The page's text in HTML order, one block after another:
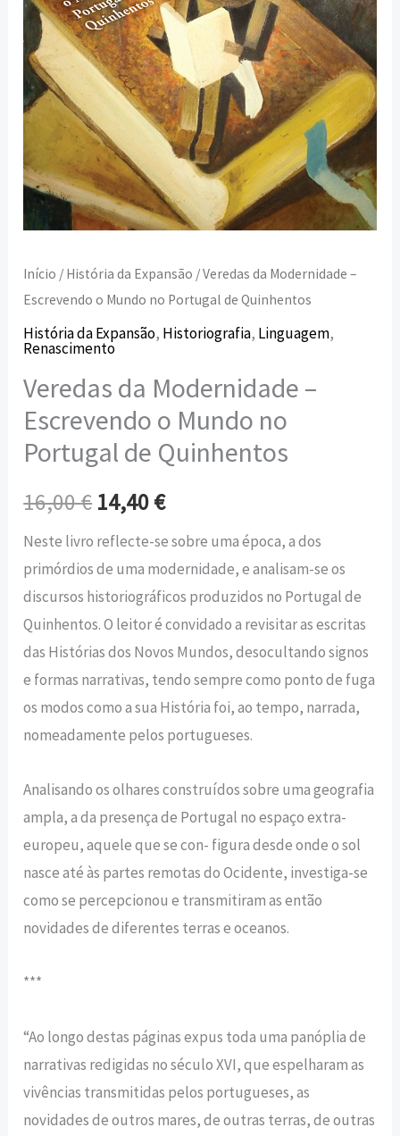
Início / História da Expansão / Veredas da Modernidade –
Escrevendo o Mundo no Portugal de Quinhentos
História da Expansão, Historiografia, Linguagem,
Renascimento
Veredas da Modernidade –
Escrevendo o Mundo no
Portugal de Quinhentos
16,00€ 14,40€
Neste livro reflecte-se sobre uma época, a dos
primórdios de uma modernidade, e analisam-se os
discursos historiográficos produzidos no Portugal de
Quinhentos. O leitor é convidado a revisitar as escritas
das Histórias dos Novos Mundos, desocultando signos
e formas narrativas, tendo sempre como ponto de fuga
os modos como a sua História foi, ao tempo, narrada,
nomeadamente pelos portugueses.
Analisando os olhares construídos sobre uma geografia
ampla, a da presença de Portugal no espaço extra-
europeu, aquele que se con- figura desde onde o sol
nasce até às partes remotas do Ocidente, investiga-se
como se percepcionou e transmitiram as então
novidades de diferentes terras e oceanos.
***
“Ao longo destas páginas expus toda uma panóplia de
narrativas redigidas no século XVI, que espelharam as
vivências transmitidas pelos portugueses, as
novidades de outros mares, de outras terras, de outras
Portugal
de
Quinhentos